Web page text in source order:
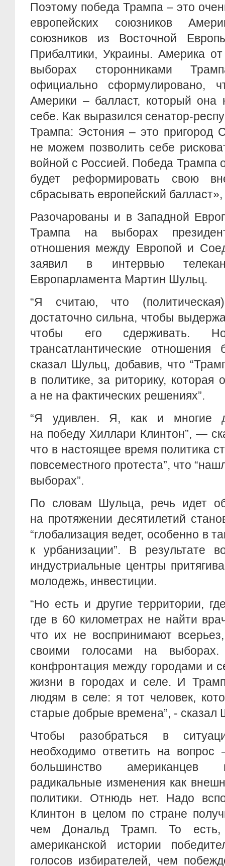
Поэтому победа Трампа – это
европейских союзников
союзников из Восточной
Прибалтики, Украины. Америка
выборах сторонниками
официально сформулировано,
Америки – балласт, который она
себе. Как выразился сенатор-
Трампа: Эстония – это пригород
не можем позволить себе
войной с Россией. Победа Трампа
будет реформировать свою
сбрасывать европейский
Разочарованы и в Западной
Трампа на выборах
отношения между Европой и
заявил в интервью
Европарламента Мартин Шульц.
“Я считаю, что
достаточно сильна, чтобы
чтобы его сдерживать.
трансатлантические
сказал Шульц, добавив, что
в политике, за риторику, которая
а не на фактических решениях”.
“Я удивлен. Я, как и многие
на победу Хиллари Клинтон”, —
что в настоящее время политика
повсеместного протеста”, что
выборах”.
По словам Шульца, речь идет
на протяжении десятилетий
“глобализация ведет, особенно в
к урбанизации”. В результате
индустриальные центры
молодежь, инвестиции.
“Но есть и другие территории,
где в 60 километрах не найти
что их не воспринимают
своими голосами на
конфронтация между городами и
жизни в городах и селе. И
людям в селе: я тот человек,
старые добрые времена”, - сказал
Чтобы разобраться в
необходимо ответить на
большинство американцев
радикальные изменения как
политики. Отнюдь нет. Надо
Клинтон в целом по стране
чем Дональд Трамп. То
американской истории
голосов избирателей, чем